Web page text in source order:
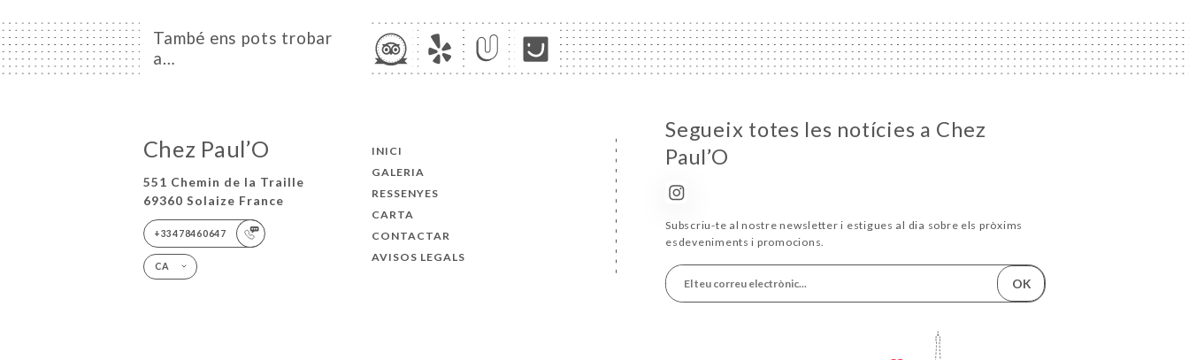
També ens pots trobar
a…
Chez Paul’O
551 Chemin de la Traille
69360 Solaize France
+33478460647
CA
INICI
GALERIA
RESSENYES
CARTA
CONTACTAR
AVISOS LEGALS
Segueix totes les notícies a Chez
Paul’O
Subscriu-te al nostre newsletter i estigues al dia sobre els pròxims
esdeveniments i promocions.
OK